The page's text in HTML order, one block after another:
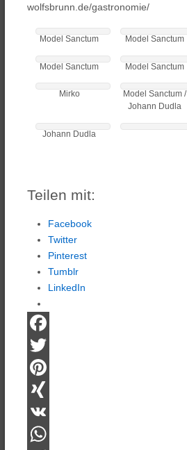
wolfsbrunn.de/gastronomie/
Model Sanctum Model Sanctum
Model Sanctum Model Sanctum
Mirko
Model Sanctum /
Johann Dudla
Johann Dudla
Teilen mit:
Facebook
Twitter
Pinterest
Tumblr
LinkedIn
Facebook
Twitter
Pinterest
XING
VK